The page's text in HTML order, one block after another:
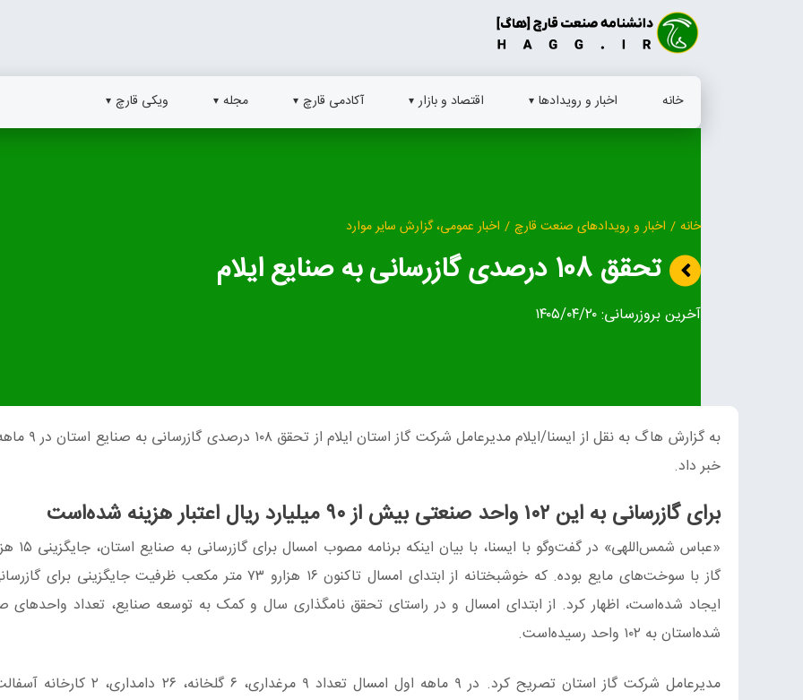
خانه اخبار و رویدادها اقتصاد و بازار آکادمی قارچ مجله ویکی قارچ
خانه / اخبار و رویدادهای صنعت قارچ / اخبار عمومی، گزارش سایر موارد
تحقق 108 درصدی گازرسانی به صنایع ایلام
آخرین بروزرسانی:۱۴۰۵/۰۴/۲۰
به گزارش هاگ به نقل از
خبر داد.
برای گازرسانی به این ۱۰۲ واحد صنعتی بیش از ۹۰ میلیارد ریال اعتبار هزینه شده‌است
«عباس
گاز با سوخت‌های مایع بوده. که خوشبختانه از ابتدای امسال تاکنون ۱۶ هزارو ۷۳ متر مکعب ظرفیت
ایجاد شده‌است، اظهار کرد. از ابتدای امسال و در راستای تحقق نامگذاری سال و کمک به توسعه صنایع، تعداد واحدهای
شده‌استان به ۱۰۲ واحد رسیده‌است.
مدیرعامل شرکت گاز استان تصریح کرد. در ۹ ماهه اول امسال تعداد ۹ مرغداری، ۶ گلخانه، ۲۶ دامداری، ۲ کارخانه آسفالت، یک مورد